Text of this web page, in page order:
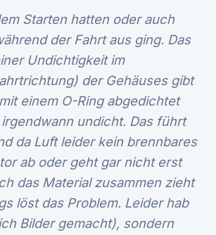
Starten hatten oder auch
der Fahrt aus ging. Das
Undichtigkeit im
der Gehäuses gibt
einem O-Ring abgedichtet
undicht. Das führt
da Luft leider kein brennbares
ab oder geht gar nicht erst
das Material zusammen zieht
löst das Problem. Leider hab
Bilder gemacht), sondern